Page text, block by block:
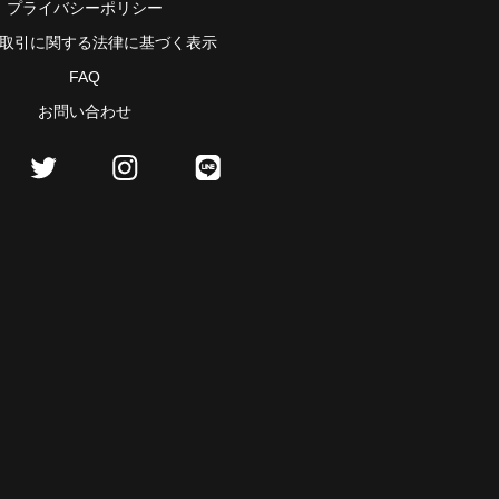
プライバシーポリシー
引に関する法律に基づく表示
FAQ
お問い合わせ